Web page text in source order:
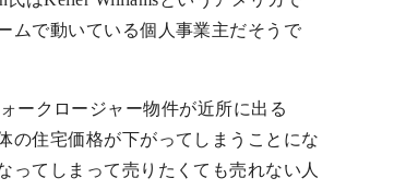
ムで動いている個人事業主だそうで
ークロージャー物件が近所に出る
の住宅価格が下がってしまうことにな
ってしまって売りたくても売れない人